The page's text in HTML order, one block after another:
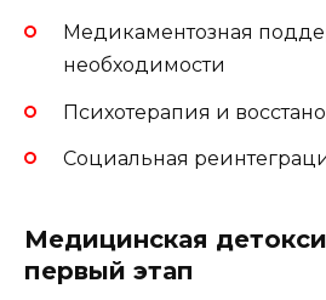
Медикаментозная
необходимости
Психотерапия и
Социальная
Медицинская
первый этап